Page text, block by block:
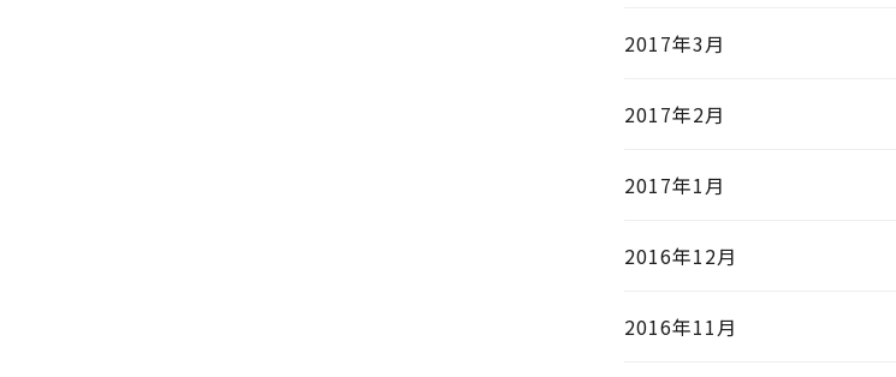
2017年3月
2017年2月
2017年1月
2016年12月
2016年11月